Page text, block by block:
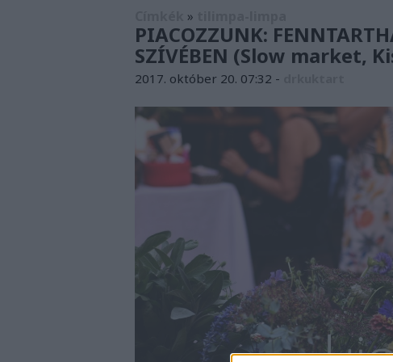
»
PIACOZZUNK:
SZÍVÉBEN (Slow market,
2017. október 20. 07:32 -